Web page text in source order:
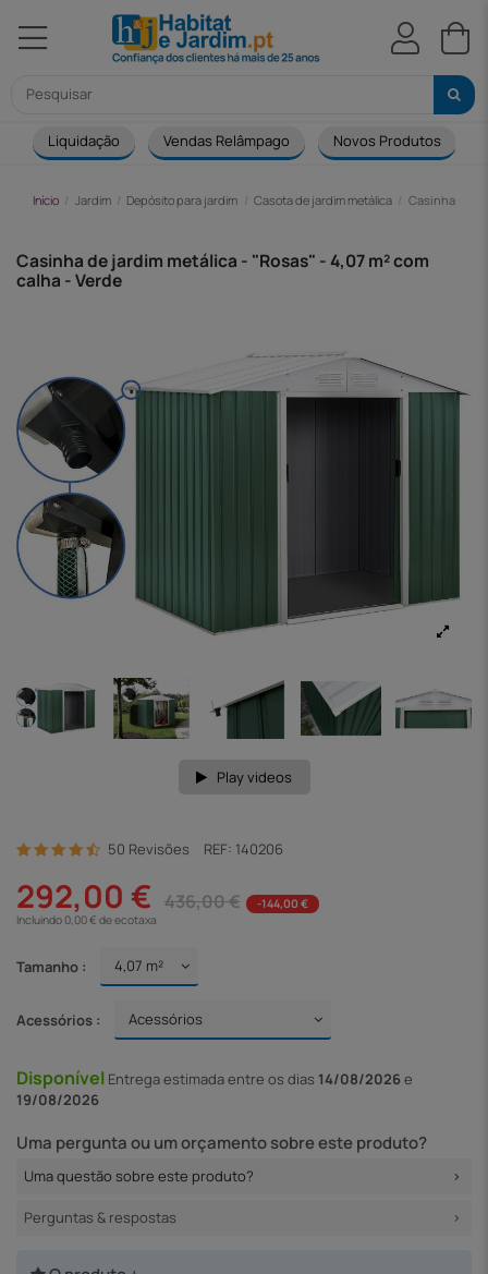
Liquidação Vendas Relâmpago Novos Produtos
Início Jardim Depósito para jardim Casota de jardim metálica Casinha de
Casinha de jardim metálica - "Rosas" - 4,07 m² com
calha - Verde
Play videos
50 Revisões REF: 140206
292,00 € 436,00 €
-144,00 €
Incluindo 0,00 € de ecotaxa
Tamanho :
Acessórios :
Disponível Entregaestimada entre os dias 14/08/2026e
19/08/2026
Uma pergunta ou um orçamento sobre este produto?
Uma questão sobre este produto?
Perguntas & respostas